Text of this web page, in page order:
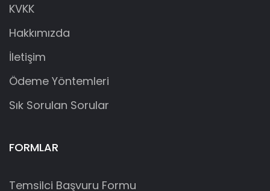
KVKK
Hakkımızda
İletişim
Ödeme Yöntemleri
Sık Sorulan Sorular
FORMLAR
Temsilci Başvuru Formu